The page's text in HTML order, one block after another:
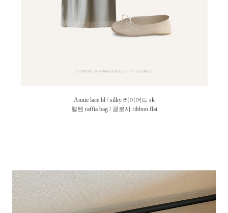
Annie lace bl / silky 레이어드 sk
헬렌 raffia bag / 글로시 ribbon flat